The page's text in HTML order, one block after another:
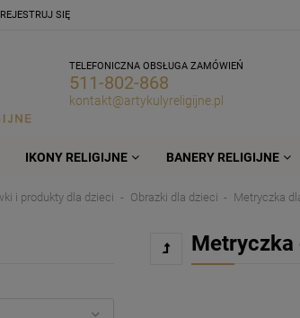
SIĘ
TELEFONICZNA OBSŁUGA ZAMÓWIEŃ
511-802-868
kontakt@artykulyreligijne.pl
IKONY RELIGIJNE BANERY RELIGIJNE
i produkty dla dzieci Obrazki dla dzieci Metryczka
Metryczka